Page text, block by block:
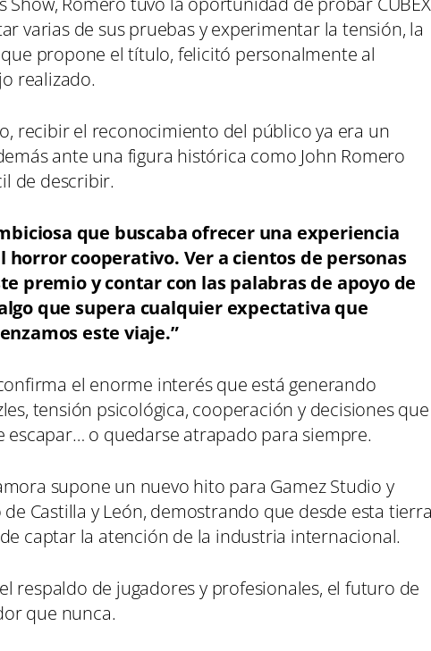
varias de sus pruebas y experimentar la tensión, la
propone el título, felicitó personalmente al
realizado.
recibir el reconocimiento del público ya era un
ante una figura histórica como John Romero
de describir.
que buscaba ofrecer una experiencia
cooperativo. Ver a cientos de personas
premio y contar con las palabras de apoyo de
que supera cualquier expectativa que
este viaje.”
el enorme interés que está generando
tensión psicológica, cooperación y decisiones que
o quedarse atrapado para siempre.
supone un nuevo hito para Gamez Studio y
Castilla y León, demostrando que desde esta
captar la atención de la industria internacional.
respaldo de jugadores y profesionales, el futuro de
que nunca.